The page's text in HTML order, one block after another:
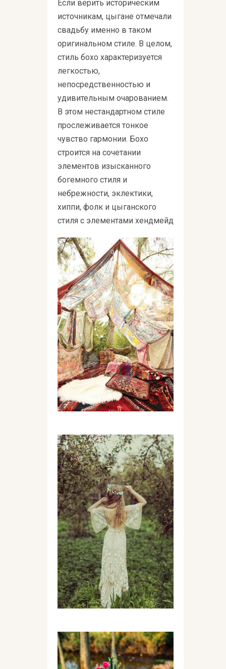
Если верить историческим
источникам, цыгане отмечали
свадьбу именно в таком
оригинальном стиле. В целом,
стиль бохо характеризуется
легкостью,
непосредственностью и
удивительным очарованием.
В этом нестандартном стиле
прослеживается тонкое
чувство гармонии. Бохо
строится на сочетании
элементов изысканного
богемного стиля и
небрежности, эклектики,
хиппи, фолк и цыганского
стиля с элементами хендмейд